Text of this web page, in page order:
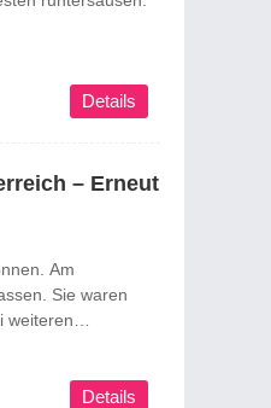
Details
– Erneut
Am
Sie waren
weiteren
Details